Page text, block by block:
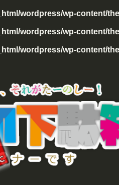
wordpress/wp-content/
wordpress/wp-content/
wordpress/wp-content/